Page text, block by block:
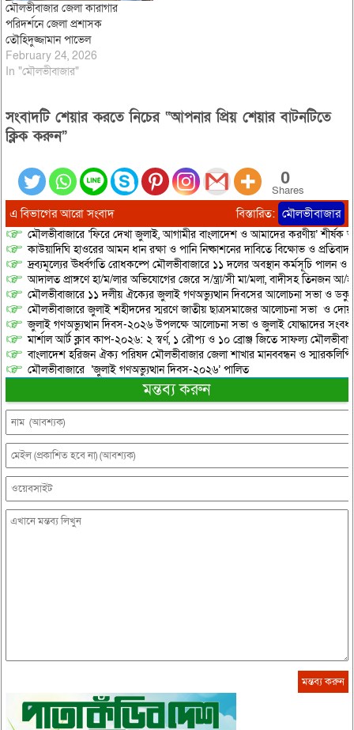
মৌলভীবাজার জেলা কারাগার
পরিদর্শনে জেলা প্রশাসক
তৌহিদুজ্জামান পাভেল
February 24, 2026
In "মৌলভীবাজার"
সংবাদটি শেয়ার করতে নিচের “আপনার প্রিয় শেয়ার বাটনটিতে
ক্লিক করুন”
0
Shares
এ বিভাগের আরো সংবাদ বিস্তারিত: মৌলভীবাজার
মৌলভীবাজারে ‘ফিরে দেখা জুলাই, আগামীর বাংলাদেশ ও আমাদের করণীয়’ শীর্ষক
কাউয়াদিঘি হাওরের আমন ধান রক্ষা ও পানি নিষ্কাশনের দাবিতে বিক্ষোভ ও
দ্রব্যমূল্যের ঊর্ধ্বগতি রোধকল্পে মৌলভীবাজারে ১১ দলের অবস্থান কর্মসূচি পালন ও
আদালত প্রাঙ্গণে হা/ম/লার অভিযোগের জেরে স/ন্ত্রা/সী মা/মলা, বাদীসহ তিনজন আ/
মৌলভীবাজারে ১১ দলীয় ঐক্যের জুলাই গণঅভ্যুত্থান দিবসের আলোচনা সভা ও
মৌলভীবাজারে জুলাই শহীদদের স্মরণে জাতীয় ছাত্রসমাজের আলোচনা সভা ও
জুলাই গণঅভ্যুত্থান দিবস-২০২৬ উপলক্ষে আলোচনা সভা ও জুলাই যোদ্ধাদের
মার্শাল আর্ট ক্লাব কাপ-২০২৬: ২ স্বর্ণ, ১ রৌপ্য ও ১০ ব্রোঞ্জ জিতে সাফল্য
বাংলাদেশ হরিজন ঐক্য পরিষদ মৌলভীবাজার জেলা শাখার মানববন্ধন ও স্মারকলিপি
মৌলভীবাজারে ‘জুলাই গণঅভ্যুত্থান দিবস-২০২৬’ পালিত
মন্তব্য করুন